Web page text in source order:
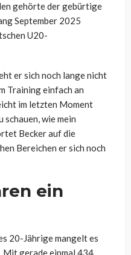
gehörte der gebürtige
September 2025
U20-
er sich noch lange nicht
Training einfach an
im letzten Moment
schauen, wie mein
Becker auf die
Bereichen er sich noch
ein
20-Jährige mangelt es
Mit gerade einmal 434